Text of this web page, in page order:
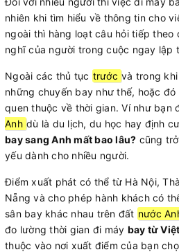
nhiên khi tìm hiểu về thông tin cho
ngoài thì hàng loạt câu hỏi tiếp theo
nghĩ của người trong cuộc ngay lập
Ngoài các thủ tục trước và trong
những chuyến bay như thế, hoặc
quen thuộc về thời gian. Ví như bạn
Anh dù là du lịch, du học hay định
bay sang Anh mất bao lâu? cũng
yếu dành cho nhiều người.
Điểm xuất phát có thể từ Hà Nội,
Nẵng và cho phép hành khách có
sân bay khác nhau trên đất nước
đo lường thời gian đi máy bay từ
thuộc vào nơi xuất điểm của bạn